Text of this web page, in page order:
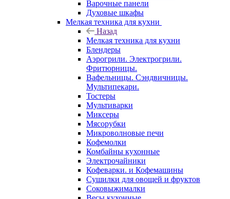
Варочные панели
Духовые шкафы
Мелкая техника для кухни
Назад
Мелкая техника для кухни
Блендеры
Аэрогрили. Электрогрили.
Фритюрницы.
Вафельницы. Сэндвичницы.
Мультипекари.
Тостеры
Мультиварки
Миксеры
Мясорубки
Микроволновые печи
Кофемолки
Комбайны кухонные
Электрочайники
Кофеварки. и Кофемашины
Сушилки для овощей и фруктов
Соковыжималки